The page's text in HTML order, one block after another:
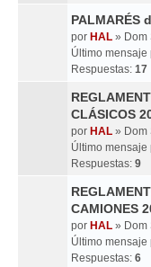
PALMARÉS
por HAL » Dom
Último mensaje
Respuestas: 17
CLÁSICOS
por HAL » Dom
Último mensaje
Respuestas: 9
CAMIONES
por HAL » Dom
Último mensaje
Respuestas: 6